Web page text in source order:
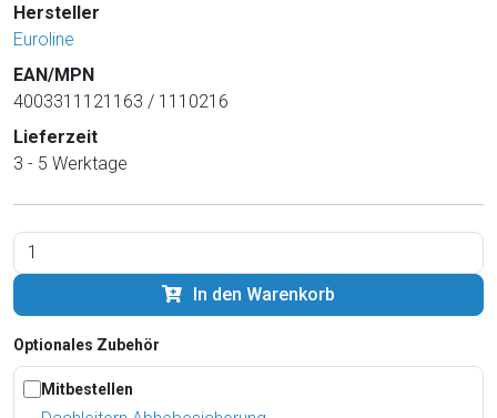
Hersteller
Euroline
EAN/MPN
4003311121163 / 1110216
Lieferzeit
3 - 5 Werktage
In den Warenkorb
Optionales Zubehör
Mitbestellen